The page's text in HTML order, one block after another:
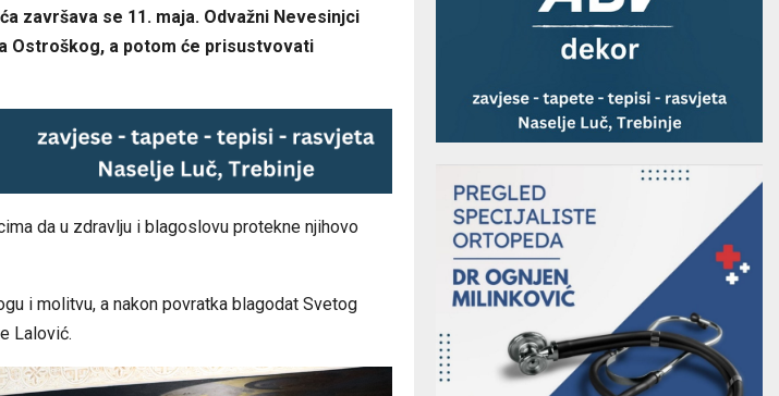
završava se 11. maja. Odvažni Nevesinjci
Ostroškog, a potom će prisustvovati
da u zdravlju i blagoslovu protekne njihovo
i molitvu, a nakon povratka blagodat Svetog
Lalović.